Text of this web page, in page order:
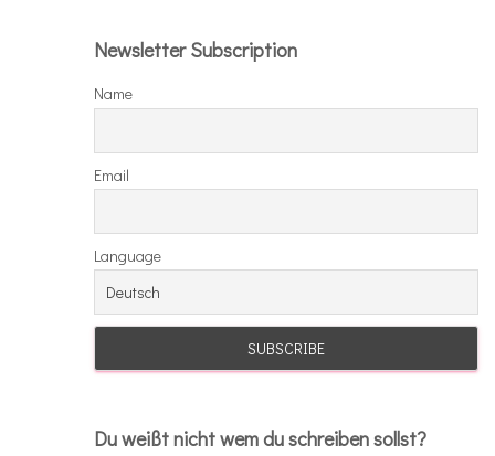
Newsletter Subscription
Name
Email
Language
Du weißt nicht wem du schreiben sollst?